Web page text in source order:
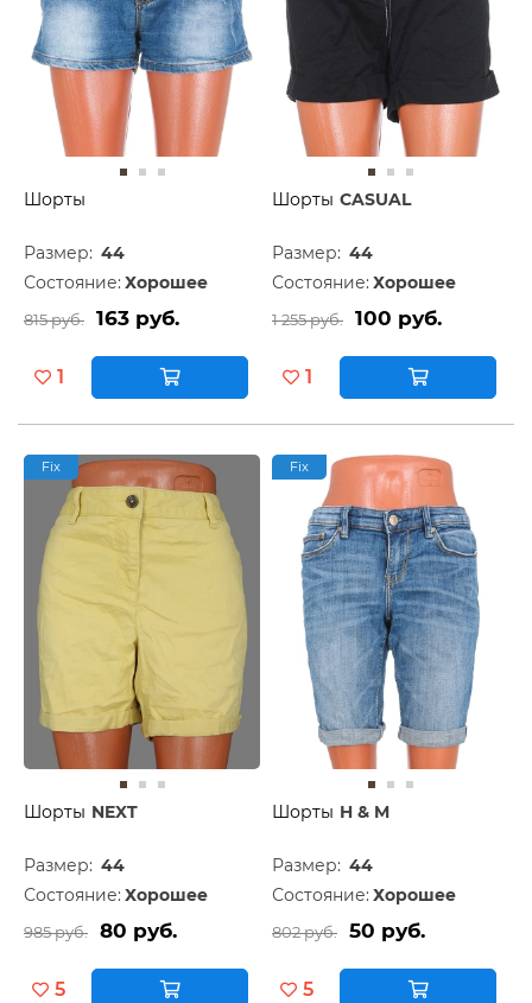
Шорты
Размер: 44
Состояние: Хорошее
815 руб. 163 руб.
1
Шорты CASUAL
Размер: 44
Состояние: Хорошее
1 255 руб. 100 руб.
1
Fix
Шорты NEXT
Размер: 44
Состояние: Хорошее
985 руб. 80 руб.
5
Fix
Шорты H & M
Размер: 44
Состояние: Хорошее
802 руб. 50 руб.
5